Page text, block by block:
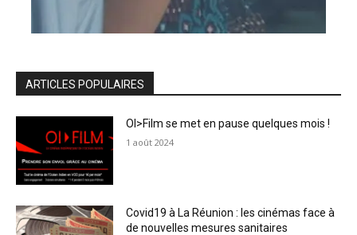
ARTICLES POPULAIRES
OI>Film se met en pause quelques mois !
1 août 2024
Covid19 à La Réunion : les cinémas face à
de nouvelles mesures sanitaires